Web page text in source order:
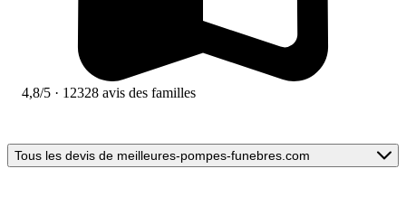
4,8/5 · 12328 avis des familles
Tous les devis de meilleures-pompes-funebres.com